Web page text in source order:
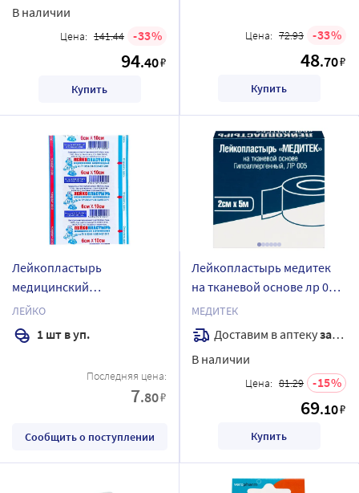
телесный 25х72 мм 20 шт.
В наличии
Цена: 141.44 33
94.40₽
Купить
Цена: 72.93 33
48.70₽
Купить
Лейкопластырь
медицинский
бактерицидный 6,0х10,0 см
1 шт./лейко
ЛЕЙКО
1 шт в уп.
Последняя цена:
7.80₽
Сообщить о поступлении
Лейкопластырь медитек
на тканевой основе лр 005
2х500 см
МЕДИТЕК
Доставим в аптекузавтра
В наличии
Цена: 81.29 15
69.10₽
Купить